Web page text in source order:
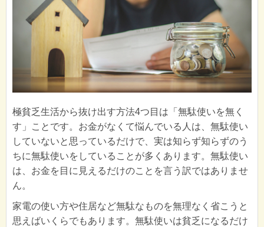
極貧乏生活から抜け出す方法4つ目は「無駄使いを無く
す」ことです。お金がなくて悩んでいる人は、無駄使い
していないと思っているだけで、実は知らず知らずのう
ちに無駄使いをしていることが多くあります。無駄使い
は、お金を目に見えるだけのことを言う訳ではありませ
ん。
家電の使い方や住居など無駄なものを無理なく省こうと
思えばいくらでもあります。無駄使いは貧乏になるだけ